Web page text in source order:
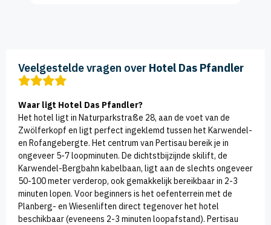
Veelgestelde vragen over Hotel Das Pfandler
Waar ligt Hotel Das Pfandler?
Het hotel ligt in Naturparkstraße 28, aan de voet van de
Zwölferkopf en ligt perfect ingeklemd tussen het Karwendel-
en Rofangebergte. Het centrum van Pertisau bereik je in
ongeveer 5-7 loopminuten. De dichtstbijzijnde skilift, de
Karwendel-Bergbahn kabelbaan, ligt aan de slechts ongeveer
50-100 meter verderop, ook gemakkelijk bereikbaar in 2-3
minuten lopen. Voor beginners is het oefenterrein met de
Planberg- en Wiesenliften direct tegenover het hotel
beschikbaar (eveneens 2-3 minuten loopafstand). Pertisau